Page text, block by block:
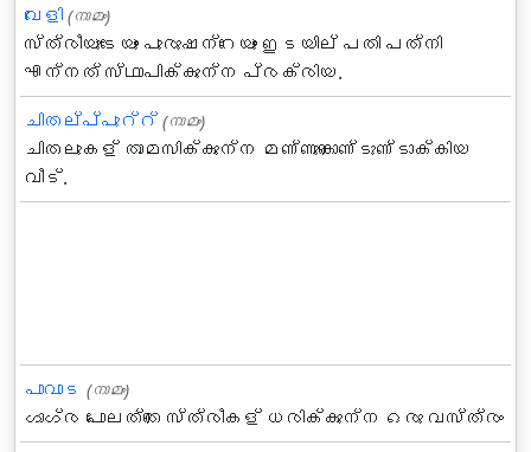
വേളി (നാമം)
സ്ത്രീയുടേയും പുരുഷന്റേയും ഇടയില്‍ പതി പത്നി
എന്നത് സ്ഥാപിക്കുന്ന പ്രക്രിയ.
ചിതല്പ്പുറ്റ് (നാമം)
ചിതലുകള്‍ താമസിക്കുന്ന മണ്ണുകൊണ്ടുണ്ടാക്കിയ
വീട്.
പാവാട (നാമം)
ഗാഗ്ര പോലത്തെ സ്ത്രീകള് ധരിക്കുന്ന ഒരു വസ്ത്രം